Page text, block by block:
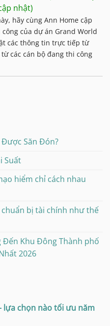
nhật)
hãy cùng Ann Home cập
của dự án Grand World
các thông tin trực tiếp từ
các cán bộ đang thi công
Được Săn Đón?
Suất
hiểm chỉ cách nhau
bị tài chính như thế
Đến Khu Đông Thành phố
2026
lựa chọn nào tối ưu năm